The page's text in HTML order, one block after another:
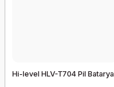
Hi-level HLV-T704 Pil Batarya